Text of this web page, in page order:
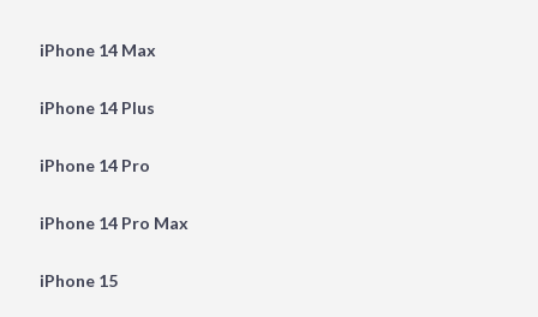
iPhone 14 Max
iPhone 14 Plus
iPhone 14 Pro
iPhone 14 Pro Max
iPhone 15